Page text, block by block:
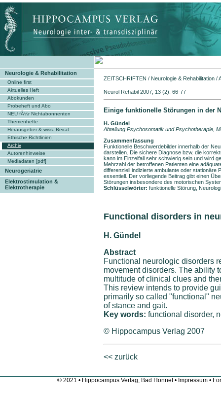
Neurologie & Rehabilitation
Online first
Aktuelles Heft
Abokunden
Probeheft und Abo
NEU fÃ¼r Nichtabonnenten
Themenhefte
Herausgeber & wiss. Beirat
Ethische Richtlinien
Archiv
Autorenhinweise
Mediadaten [pdf]
Neurogeriatrie
Elektrostimulation &
Elektrotherapie
ZEITSCHRIFTEN / Neurologie & Rehabilitation /
Neurol Rehabil 2007; 13 (2): 66-77
Einige funktionelle Störungen in der
H. Gündel
Abteilung Psychosomatik und Psychotherapie,
Zusammenfassung
Funktionelle Beschwerdebilder innerhalb der
darstellen. Die sichere Diagnose bzw. die
kann im Einzelfall sehr schwierig sein und wird
Mehrzahl der betroffenen Patienten eine
differenziell indizierte ambulante oder stationäre
essentiell. Der vorliegende Beitrag gibt einen
Störungen insbesondere des motorischen
Schlüsselwörter: funktionelle Störung,
Functional disorders in
H. Gündel
Abstract
Functional neurologic disorders
movement disorders. The ability
multitude of clinical clues and
This review intends to provide
primarily so called "functional"
of stance and gait.
Key words: functional disorder,
© Hippocampus Verlag 2007
<< zurück
© 2021 • Hippocampus Verlag, Bad Honnef • Impressum •